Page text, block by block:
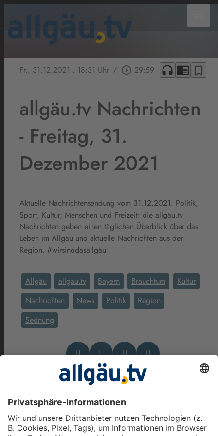
Fr., 31.12.2021 , 18:31 Uhr / play_circle_outline 29:59 headphones chrome_reader_mode bookmark_border
allgäu.tv Nachrichten
- Freitag, 31.
Dezember 2021
Aktuelle Nachrichtensendung vom 31.12.2021. Politik,
Sport, Kultur, Menschen und Freizeit: die allgäu.tv
Nachrichten geben einen täglichen Überblick über das
Leben im Allgäu und aktuelle Nachrichten aus der
Region. #wirsinddasallgäu
Allgäu allgäu.tv Bayern Brauchtum
Kultur
Nachrichten
News Politik
Region
Sednung
Das könnte Dich auch
interessieren